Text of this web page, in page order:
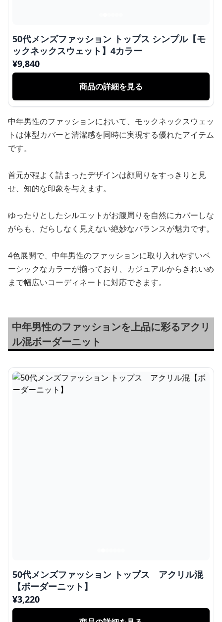
50代メンズファッション トップス シンプル【モ
ックネックスウェット】4カラー
¥9,840
商品の詳細を見る
中年男性のファッションにおいて、モックネックスウェッ
トは体型カバーと清潔感を同時に実現する優れたアイテム
です。
首元が程よく詰まったデザインは顔周りをすっきりと見
せ、知的な印象を与えます。
ゆったりとしたシルエットがお腹周りを自然にカバーしな
がらも、だらしなく見えない絶妙なバランスが魅力です。
4色展開で、中年男性のファッションに取り入れやすいベ
ーシックなカラーが揃っており、カジュアルからきれいめ
まで幅広いコーディネートに対応できます。
中年男性のファッションを上品に彩るアクリ
ル混ボーダーニット
50代メンズファッション トップス アクリル混
【ボーダーニット】
¥3,220